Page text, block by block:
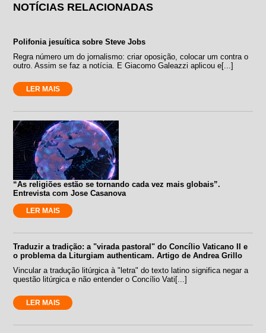
NOTÍCIAS RELACIONADAS
Polifonia jesuítica sobre Steve Jobs
Regra número um do jornalismo: criar oposição, colocar um contra o
outro. Assim se faz a notícia. E Giacomo Galeazzi aplicou e[...]
LER MAIS
“As religiões estão se tornando cada vez mais globais”.
Entrevista com Jose Casanova
LER MAIS
Traduzir a tradição: a "virada pastoral" do Concílio Vaticano II e
o problema da Liturgiam authenticam. Artigo de Andrea Grillo
Vincular a tradução litúrgica à "letra" do texto latino significa negar a
questão litúrgica e não entender o Concílio Vati[...]
LER MAIS